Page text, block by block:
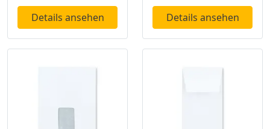
Details ansehen Details ansehen